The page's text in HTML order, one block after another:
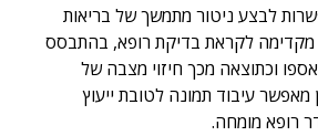
לבצע ניטור מתמשך של בריאות
לקראת בדיקת רופא, בהתבסס
וכתוצאה מכך חיזוי מצבה של
מאפשר עיבוד תמונה לטובת ייעוץ
רופא מומחה.